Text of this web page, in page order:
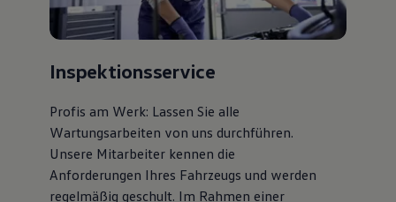
Inspektionsservice
Profis am Werk: Lassen Sie alle
Wartungsarbeiten von uns durchführen.
Unsere Mitarbeiter kennen die
Anforderungen Ihres Fahrzeugs und werden
regelmäßig geschult. Im Rahmen einer